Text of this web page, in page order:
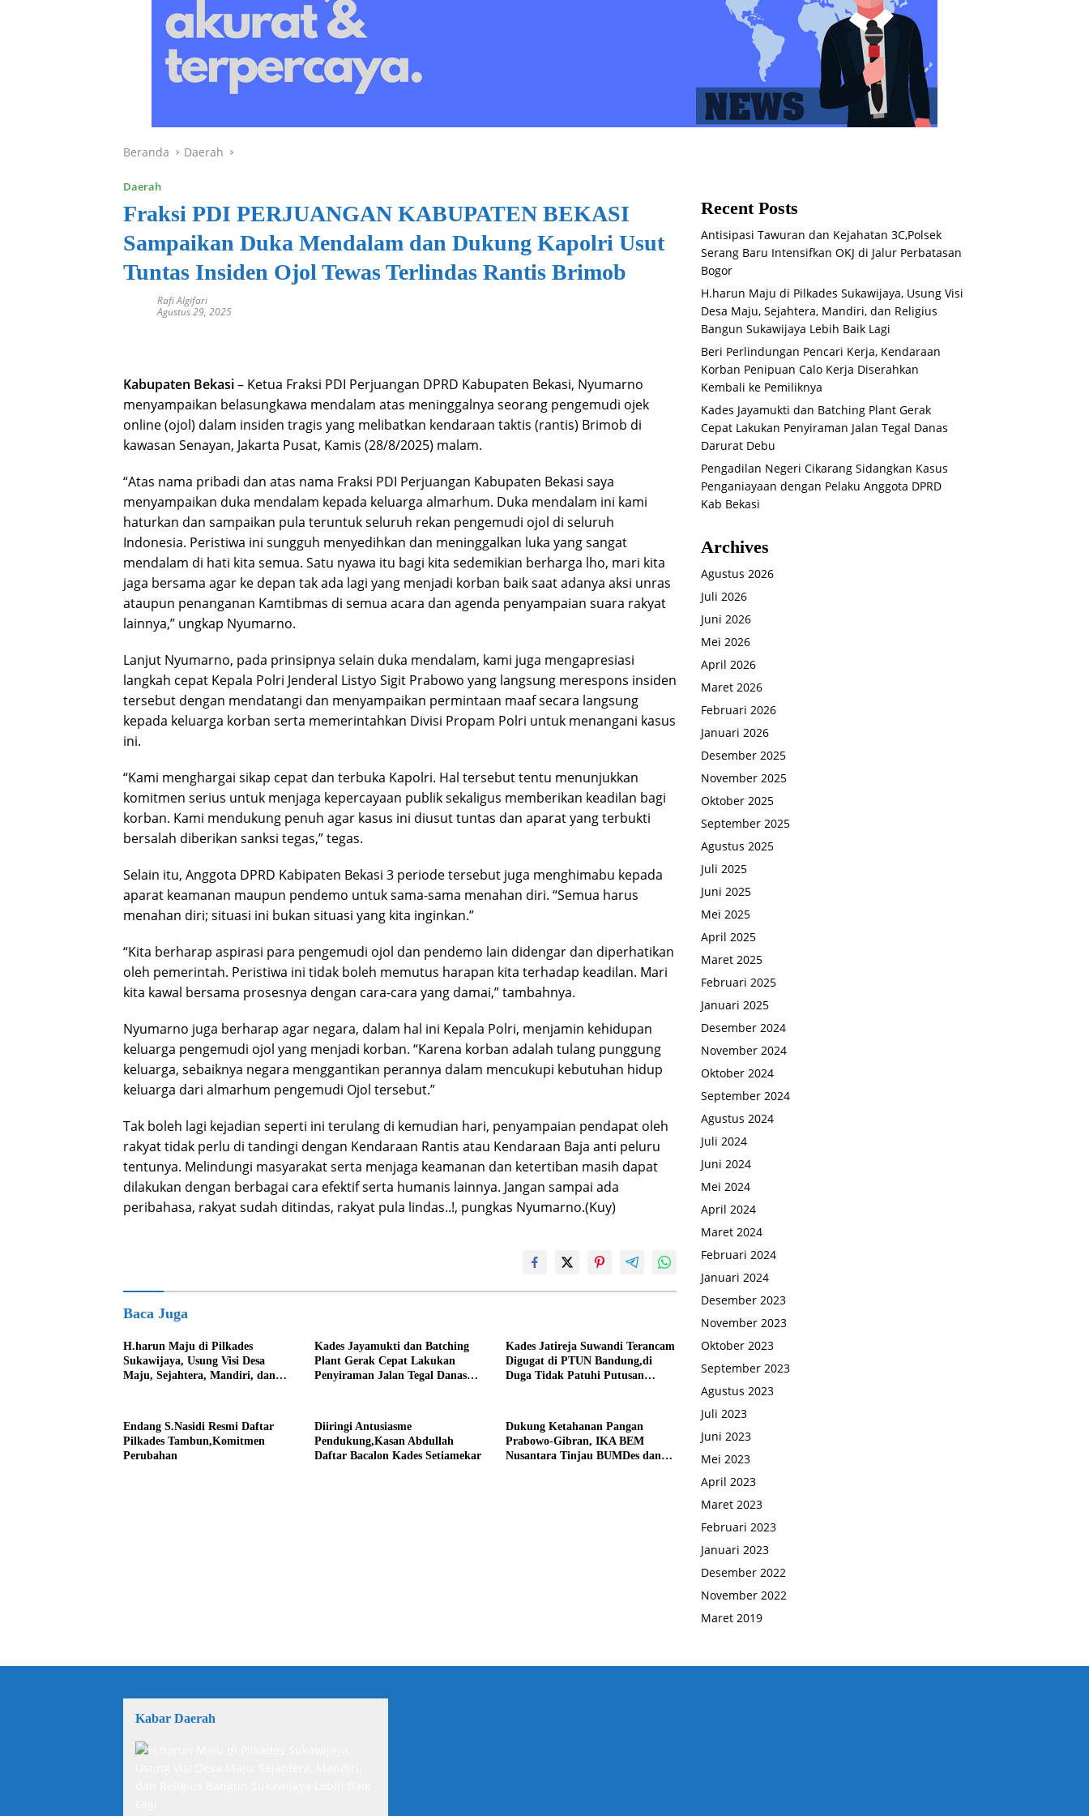
Beranda Daerah
Daerah
Fraksi PDI PERJUANGAN KABUPATEN BEKASI
Sampaikan Duka Mendalam dan Dukung Kapolri Usut
Tuntas Insiden Ojol Tewas Terlindas Rantis Brimob
Rafi Algifari
Agustus 29, 2025
Kabupaten Bekasi– Ketua Fraksi PDI Perjuangan DPRD Kabupaten Bekasi, Nyumarno
menyampaikan belasungkawa mendalam atas meninggalnya seorang pengemudi ojek
online (ojol) dalam insiden tragis yang melibatkan kendaraan taktis (rantis) Brimob di
kawasan Senayan, Jakarta Pusat, Kamis (28/8/2025) malam.
“Atas nama pribadi dan atas nama Fraksi PDI Perjuangan Kabupaten Bekasi saya
menyampaikan duka mendalam kepada keluarga almarhum. Duka mendalam ini kami
haturkan dan sampaikan pula teruntuk seluruh rekan pengemudi ojol di seluruh
Indonesia. Peristiwa ini sungguh menyedihkan dan meninggalkan luka yang sangat
mendalam di hati kita semua. Satu nyawa itu bagi kita sedemikian berharga lho, mari kita
jaga bersama agar ke depan tak ada lagi yang menjadi korban baik saat adanya aksi unras
ataupun penanganan Kamtibmas di semua acara dan agenda penyampaian suara rakyat
lainnya,” ungkap Nyumarno.
Lanjut Nyumarno, pada prinsipnya selain duka mendalam, kami juga mengapresiasi
langkah cepat Kepala Polri Jenderal Listyo Sigit Prabowo yang langsung merespons insiden
tersebut dengan mendatangi dan menyampaikan permintaan maaf secara langsung
kepada keluarga korban serta memerintahkan Divisi Propam Polri untuk menangani kasus
ini.
“Kami menghargai sikap cepat dan terbuka Kapolri. Hal tersebut tentu menunjukkan
komitmen serius untuk menjaga kepercayaan publik sekaligus memberikan keadilan bagi
korban. Kami mendukung penuh agar kasus ini diusut tuntas dan aparat yang terbukti
bersalah diberikan sanksi tegas,” tegas.
Selain itu, Anggota DPRD Kabipaten Bekasi 3 periode tersebut juga menghimabu kepada
aparat keamanan maupun pendemo untuk sama-sama menahan diri. “Semua harus
menahan diri; situasi ini bukan situasi yang kita inginkan.”
“Kita berharap aspirasi para pengemudi ojol dan pendemo lain didengar dan diperhatikan
oleh pemerintah. Peristiwa ini tidak boleh memutus harapan kita terhadap keadilan. Mari
kita kawal bersama prosesnya dengan cara-cara yang damai,” tambahnya.
Nyumarno juga berharap agar negara, dalam hal ini Kepala Polri, menjamin kehidupan
keluarga pengemudi ojol yang menjadi korban. “Karena korban adalah tulang punggung
keluarga, sebaiknya negara menggantikan perannya dalam mencukupi kebutuhan hidup
keluarga dari almarhum pengemudi Ojol tersebut.”
Tak boleh lagi kejadian seperti ini terulang di kemudian hari, penyampaian pendapat oleh
rakyat tidak perlu di tandingi dengan Kendaraan Rantis atau Kendaraan Baja anti peluru
tentunya. Melindungi masyarakat serta menjaga keamanan dan ketertiban masih dapat
dilakukan dengan berbagai cara efektif serta humanis lainnya. Jangan sampai ada
peribahasa, rakyat sudah ditindas, rakyat pula lindas..!, pungkas Nyumarno.(Kuy)
Baca Juga
H.harun Maju di Pilkades
Sukawijaya, Usung Visi Desa
Maju, Sejahtera, Mandiri, dan
Kades Jayamukti dan Batching
Plant Gerak Cepat Lakukan
Penyiraman Jalan Tegal Danas
Kades Jatireja Suwandi Terancam
Digugat di PTUN Bandung,di
Duga Tidak Patuhi Putusan
Endang S.Nasidi Resmi Daftar
Pilkades Tambun,Komitmen
Perubahan
Diiringi Antusiasme
Pendukung,Kasan Abdullah
Daftar Bacalon Kades Setiamekar
Dukung Ketahanan Pangan
Prabowo-Gibran, IKA BEM
Nusantara Tinjau BUMDes dan
Recent Posts
Antisipasi Tawuran dan Kejahatan 3C,Polsek
Serang Baru Intensifkan OKJ di Jalur Perbatasan
Bogor
H.harun Maju di Pilkades Sukawijaya, Usung Visi
Desa Maju, Sejahtera, Mandiri, dan Religius
Bangun Sukawijaya Lebih Baik Lagi
Beri Perlindungan Pencari Kerja, Kendaraan
Korban Penipuan Calo Kerja Diserahkan
Kembali ke Pemiliknya
Kades Jayamukti dan Batching Plant Gerak
Cepat Lakukan Penyiraman Jalan Tegal Danas
Darurat Debu
Pengadilan Negeri Cikarang Sidangkan Kasus
Penganiayaan dengan Pelaku Anggota DPRD
Kab Bekasi
Archives
Agustus 2026
Juli 2026
Juni 2026
Mei 2026
April 2026
Maret 2026
Februari 2026
Januari 2026
Desember 2025
November 2025
Oktober 2025
September 2025
Agustus 2025
Juli 2025
Juni 2025
Mei 2025
April 2025
Maret 2025
Februari 2025
Januari 2025
Desember 2024
November 2024
Oktober 2024
September 2024
Agustus 2024
Juli 2024
Juni 2024
Mei 2024
April 2024
Maret 2024
Februari 2024
Januari 2024
Desember 2023
November 2023
Oktober 2023
September 2023
Agustus 2023
Juli 2023
Juni 2023
Mei 2023
April 2023
Maret 2023
Februari 2023
Januari 2023
Desember 2022
November 2022
Maret 2019
Kabar Daerah